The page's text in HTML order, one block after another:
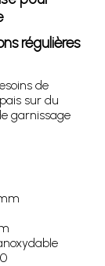
régulières
de
sur du
garnissage